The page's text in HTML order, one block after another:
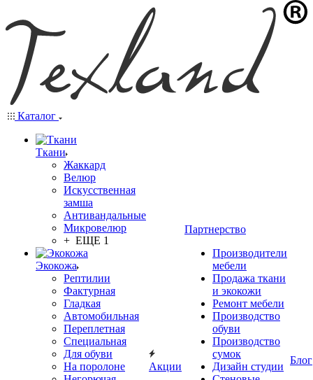
Каталог
Ткани
Жаккард
Велюр
Искусственная
замша
Антивандальные
Микровелюр
+ ЕЩЕ 1
Экокожа
Рептилии
Фактурная
Гладкая
Автомобильная
Переплетная
Специальная
Для обуви
На поролоне
Акции
Партнерство
Производители
мебели
Продажа ткани
и экокожи
Ремонт мебели
Производство
обуви
Производство
сумок
Дизайн студии
Блог